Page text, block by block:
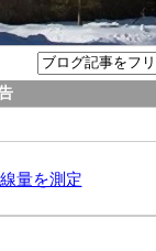
量を測定